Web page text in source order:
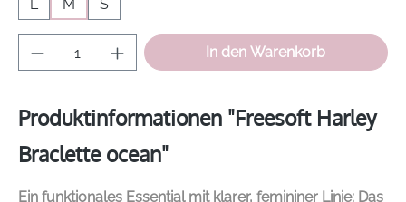
L
M S
Produkt Anzahl: Gib den gewünschten
In den Warenkorb
Produktinformationen "Freesoft Harley
Braclette ocean"
Ein funktionales Essential mit klarer, femininer Linie: Das